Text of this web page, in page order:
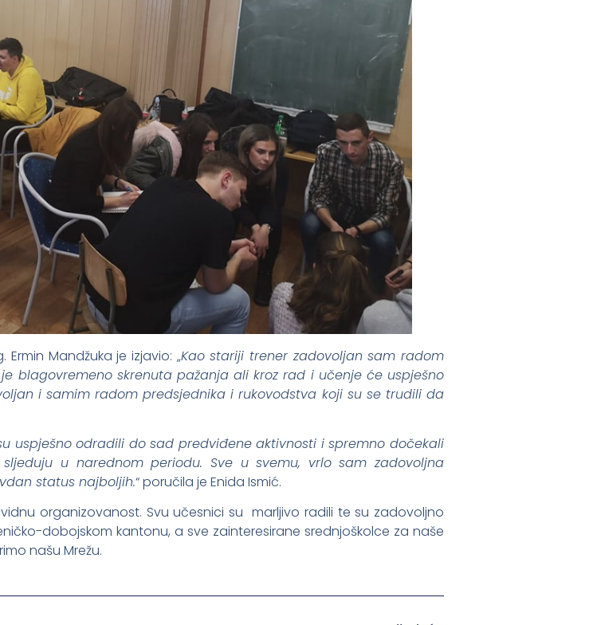
Mandžuka je izjavio: „Kao stariji trener zadovoljan sam radom
blagovremeno skrenuta pažanja ali kroz rad i učenje će uspješno
i samim radom predsjednika i rukovodstva koji su se trudili da
uspješno odradili do sad predviđene aktivnosti i spremno dočekali
u narednom periodu. Sve u svemu, vrlo sam zadovoljna
status najboljih.“ poručila je Enida Ismić.
organizovanost. Svu učesnici su marljivo radili te su zadovoljno
dobojskom kantonu, a sve zainteresirane srednjoškolce za naše
našu Mrežu.